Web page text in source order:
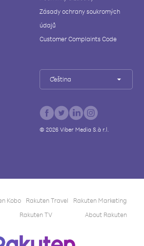
Zásady ochrany soukromých
údajů
Customer Complaints Code
Čeština
© 2026Viber Media S.à r.l.
Kobo Rakuten Travel
Rakuten Marketing
Rakuten TV About Rakuten